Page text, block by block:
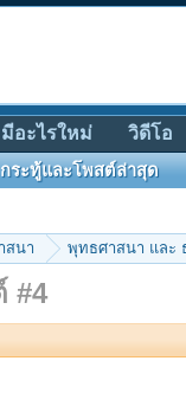
สนา พุทธศาสนา และ
#4
กระทู้และโพสต์ล่าสุด
มีอะไรใหม่ วิดีโอ